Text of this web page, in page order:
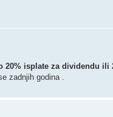
20% isplate za dividendu ili
zadnjih godina .